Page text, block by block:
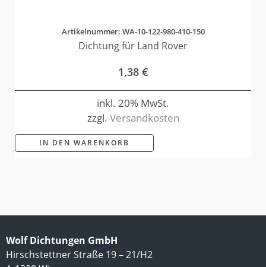
Artikelnummer: WA-10-122-980-410-150
Dichtung für Land Rover
1,38 €
inkl. 20% MwSt.
zzgl. Versandkosten
IN DEN WARENKORB
Wolf Dichtungen GmbH
Hirschstettner Straße 19 – 21/H2